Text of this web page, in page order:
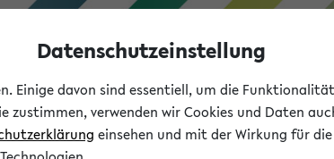
Datenschutzeinstellung
Einige davon sind essentiell, um die
zustimmen, verwenden wir Cookies und Daten
einsehen und mit der Wirkung für